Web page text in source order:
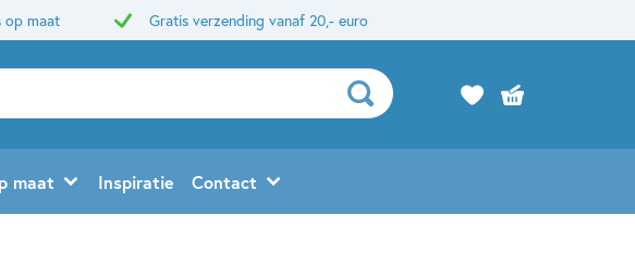
op maat Gratis verzending vanaf 20,- euro
maat Inspiratie Contact